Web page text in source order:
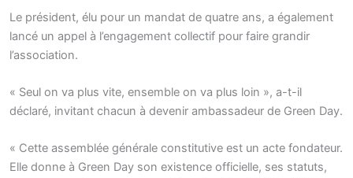
Le président, élu pour un mandat de quatre ans, a également
lancé un appel à l’engagement collectif pour faire grandir
l’association.
« Seul on va plus vite, ensemble on va plus loin », a-t-il
déclaré, invitant chacun à devenir ambassadeur de Green Day.
« Cette assemblée générale constitutive est un acte fondateur.
Elle donne à Green Day son existence officielle, ses statuts,